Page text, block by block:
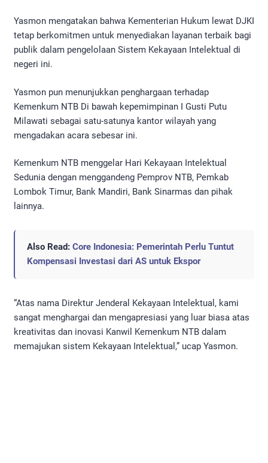
Yasmon mengatakan bahwa Kementerian Hukum lewat DJKI
tetap berkomitmen untuk menyediakan layanan terbaik bagi
publik dalam pengelolaan Sistem Kekayaan Intelektual di
negeri ini.
Yasmon pun menunjukkan penghargaan terhadap
Kemenkum NTB Di bawah kepemimpinan I Gusti Putu
Milawati sebagai satu-satunya kantor wilayah yang
mengadakan acara sebesar ini.
Kemenkum NTB menggelar Hari Kekayaan Intelektual
Sedunia dengan menggandeng Pemprov NTB, Pemkab
Lombok Timur, Bank Mandiri, Bank Sinarmas dan pihak
lainnya.
Also Read: Core Indonesia: Pemerintah Perlu Tuntut
Kompensasi Investasi dari AS untuk Ekspor
“Atas nama Direktur Jenderal Kekayaan Intelektual, kami
sangat menghargai dan mengapresiasi yang luar biasa atas
kreativitas dan inovasi Kanwil Kemenkum NTB dalam
memajukan sistem Kekayaan Intelektual,” ucap Yasmon.